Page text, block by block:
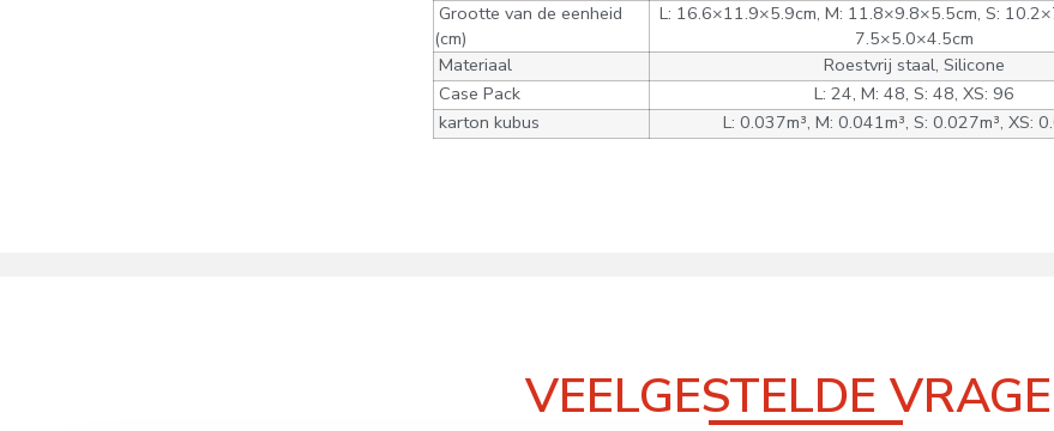
Grootte van de eenheid
(cm)
L: 16.6×11.9×5.9cm, M: 11.8×9.8×5.5cm, S:
7.5×5.0×4.5cm
Materiaal
Roestvrij staal, Silicone
Case Pack
L: 24, M: 48, S: 48, XS: 96
karton kubus
L: 0.037m³, M: 0.041m³, S: 0.027m³, XS:
VEELGESTELDE